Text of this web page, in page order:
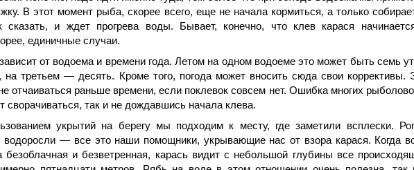
В этот момент рыба, скорее всего, еще не начала кормиться, а только
и ждет прогрева воды. Бывает, конечно, что клев карася
единичные случаи.
от водоема и времени года. Летом на одном водоеме это может быть семь
третьем — десять. Кроме того, погода может вносить сюда свои коррективы.
отчаиваться раньше времени, если поклевок совсем нет. Ошибка многих
сворачиваться, так и не дождавшись начала клева.
укрытий на берегу мы подходим к месту, где заметили всплески.
водоросли — все это наши помощники, укрывающие нас от взора карася. Когда
безоблачная и безветренная, карась видит с небольшой глубины все